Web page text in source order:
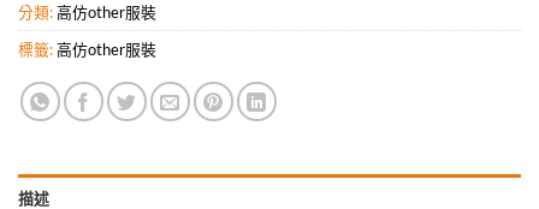
分類:高仿other服裝
標籤:高仿other服裝
描述